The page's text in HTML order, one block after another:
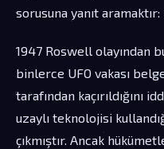
sorusuna yanıt aramaktır:
1947 Roswell olayından
binlerce UFO vakası
tarafından kaçırıldığını
uzaylı teknolojisi
çıkmıştır. Ancak